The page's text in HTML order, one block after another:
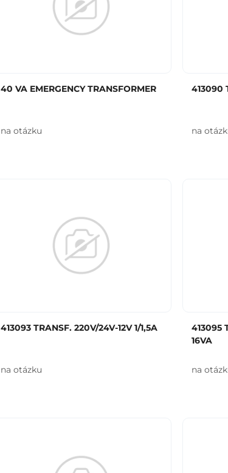
40 VA EMERGENCY TRANSFORMER
na otázku
413090
na
413093 TRANSF. 220V/24V-12V 1/1,5A
na otázku
413095
16VA
na